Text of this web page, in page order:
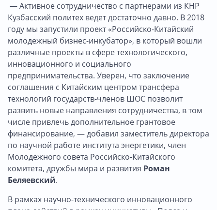
— Активное сотрудничество с партнерами из КНР
Кузбасский политех ведет достаточно давно. В 2018
году мы запустили проект «Российско-Китайский
молодежный бизнес-инкубатор», в который вошли
различные проекты в сфере технологического,
инновационного и социального
предпринимательства. Уверен, что заключение
соглашения с Китайским центром трансфера
технологий государств-членов ШОС позволит
развить новые направления сотрудничества, в том
числе привлечь дополнительное грантовое
финансирование, — добавил заместитель директора
по научной работе института энергетики, член
Молодежного совета Российско-Китайского
комитета, дружбы мира и развития Роман
Беляевский.
В рамках научно-технического инновационного